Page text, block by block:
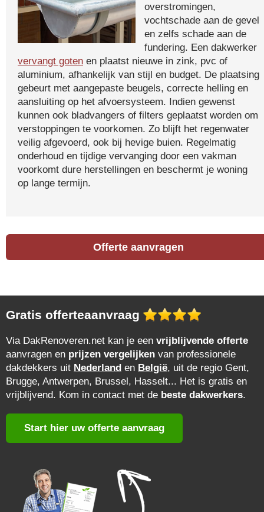
overstromingen,
vochtschade aan de gevel
en zelfs schade aan de
fundering. Een dakwerker
vervangt goten en plaatst nieuwe in zink, pvc of
aluminium, afhankelijk van stijl en budget. De plaatsing
gebeurt met aangepaste beugels, correcte helling en
aansluiting op het afvoersysteem. Indien gewenst
kunnen ook bladvangers of filters geplaatst worden om
verstoppingen te voorkomen. Zo blijft het regenwater
veilig afgevoerd, ook bij hevige buien. Regelmatig
onderhoud en tijdige vervanging door een vakman
voorkomt dure herstellingen en beschermt je woning
op lange termijn.
Offerte aanvragen
Gratis offerteaanvraag
Via DakRenoveren.net kan je een vrijblijvende offerte
aanvragen en prijzen vergelijken van professionele
dakdekkers uit Nederland en België, uit de regio Gent,
Brugge, Antwerpen, Brussel, Hasselt... Het is gratis en
vrijblijvend. Kom in contact met de beste dakwerkers.
Start hier uw offerte aanvraag